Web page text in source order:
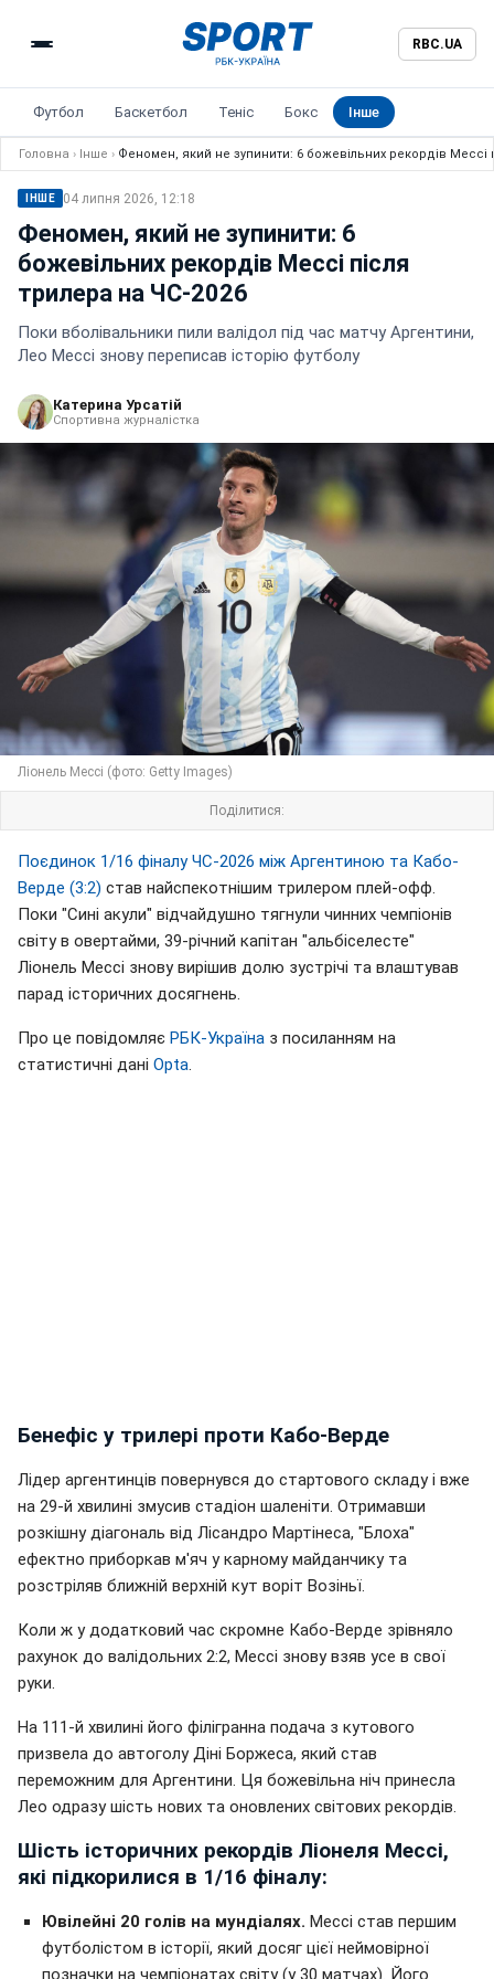
RBC.UA
Футбол Баскетбол Теніс Бокс Інше
Головна › Інше › Феномен, який не зупинити: 6 божевільних рекордів Мессі
ІНШЕ 04 липня 2026, 12:18
Феномен, який не зупинити: 6
божевільних рекордів Мессі після
трилера на ЧС-2026
Поки вболівальники пили валідол під час матчу Аргентини,
Лео Мессі знову переписав історію футболу
Катерина Урсатій
Спортивна журналістка
Ліонель Мессі (фото: Getty Images)
Поділитися:
Поєдинок 1/16 фіналу ЧС-2026 між Аргентиною та Кабо-
Верде (3:2) став найспекотнішим трилером плей-офф.
Поки "Сині акули" відчайдушно тягнули чинних чемпіонів
світу в овертайми, 39-річний капітан "альбіселесте"
Ліонель Мессі знову вирішив долю зустрічі та влаштував
парад історичних досягнень.
Про це повідомляє РБК-Україна з посиланням на
статистичні дані Opta
Бенефіс у трилері проти Кабо-Верде
Лідер аргентинців повернувся до стартового складу і вже
на 29-й хвилині змусив стадіон шаленіти. Отримавши
розкішну діагональ від Лісандро Мартінеса, "Блоха"
ефектно приборкав м'яч у карному майданчику та
розстріляв ближній верхній кут воріт Возіньї.
Коли ж у додатковий час скромне Кабо-Верде зрівняло
рахунок до валідольних 2:2, Мессі знову взяв усе в свої
руки.
На 111-й хвилині його філігранна подача з кутового
призвела до автоголу Діні Боржеса, який став
переможним для Аргентини. Ця божевільна ніч принесла
Лео одразу шість нових та оновлених світових рекордів.
Шість історичних рекордів Ліонеля Мессі,
які підкорилися в 1/16 фіналу:
Ювілейні 20 голів на мундіалях. Мессі став першим
футболістом в історії, який досяг цієї неймовірної
позначки на чемпіонатах світу (у 30 матчах). Його